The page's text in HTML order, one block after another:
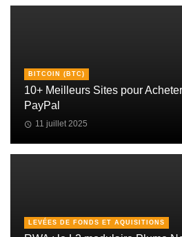
BITCOIN (BTC)
10+ Meilleurs Sites pour
PayPal
11 juillet 2025
LEVÉES DE FONDS ET AQUISITIONS